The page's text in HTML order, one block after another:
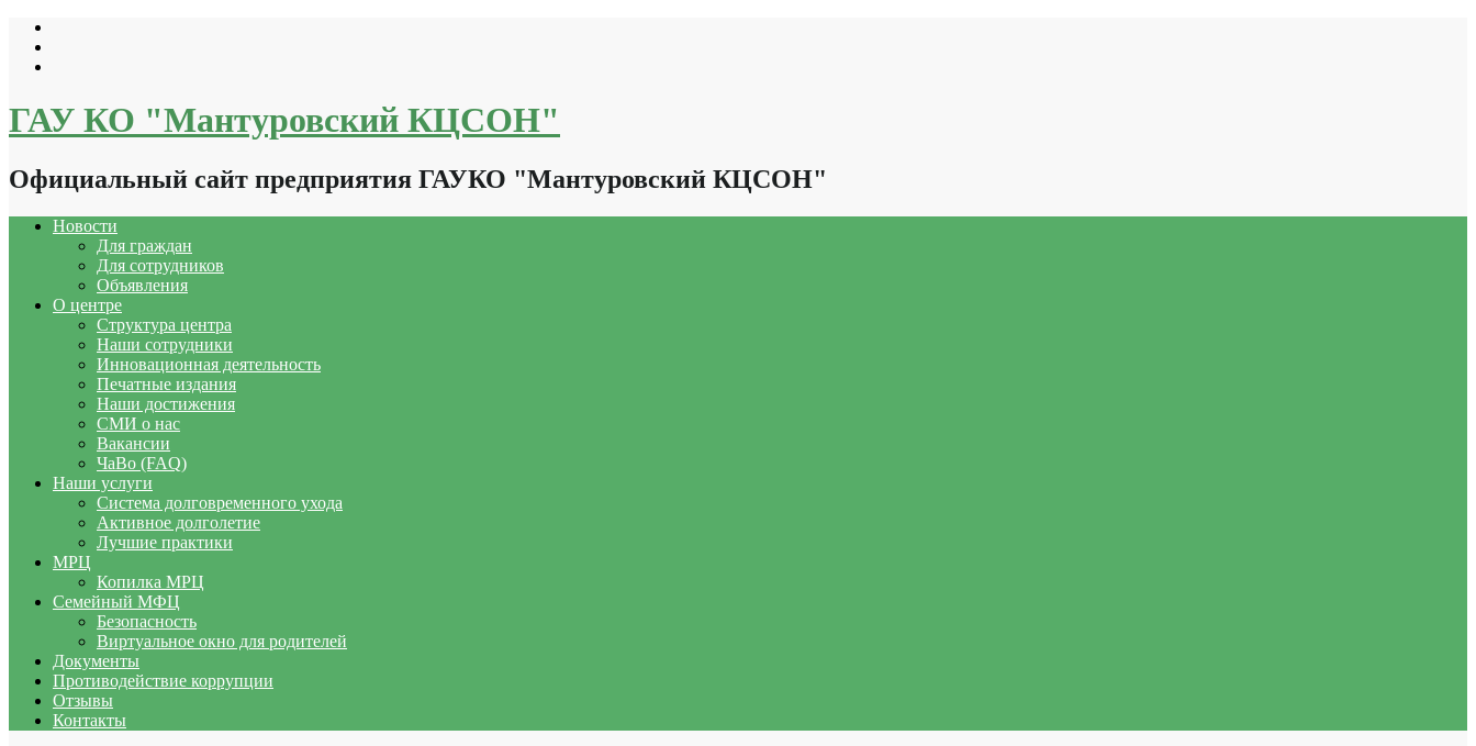
Перейти
содержимому
ГАУ КО "Мантуровский КЦСОН"
Официальный сайт предприятия ГАУКО "Мантуровский КЦСОН"
Новости
Для граждан
Для сотрудников
Объявления
О центре
Структура центра
Наши сотрудники
Инновационная деятельность
Печатные издания
Наши достижения
СМИ о нас
Вакансии
ЧаВо (FAQ)
Наши услуги
Система долговременного ухода
Активное долголетие
Лучшие практики
МРЦ
Копилка МРЦ
Семейный МФЦ
Безопасность
Виртуальное окно для родителей
Документы
Противодействие коррупции
Отзывы
Контакты